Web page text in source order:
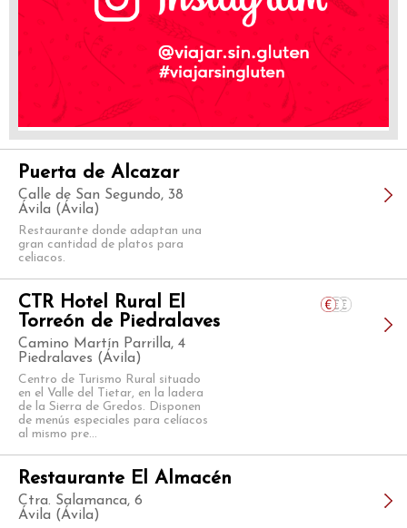
Puerta de Alcazar
Calle de San Segundo, 38
Ávila (Ávila)
Restaurante donde adaptan una
gran cantidad de platos para
celiacos.
CTR Hotel Rural El
Torreón de Piedralaves
Camino Martín Parrilla, 4
Piedralaves (Ávila)
Centro de Turismo Rural situado
en el Valle del Tietar, en la ladera
de la Sierra de Gredos. Disponen
de menús especiales para celíacos
al mismo pre...
Restaurante El Almacén
Ctra. Salamanca, 6
Ávila (Ávila)